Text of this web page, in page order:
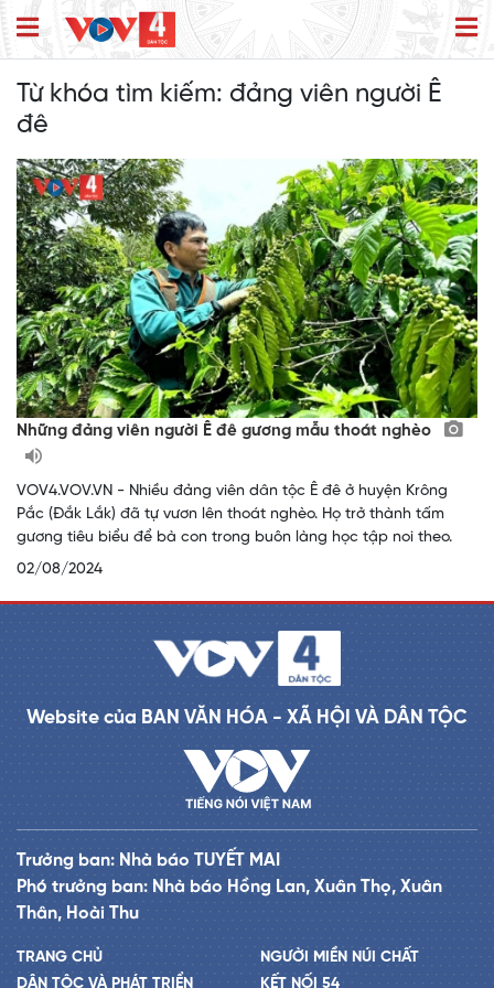
Từ khóa tìm kiếm: đảng viên người Ê
đê
Những đảng viên người Ê đê gương mẫu thoát nghèo
VOV4.VOV.VN - Nhiều đảng viên dân tộc Ê đê ở huyện Krông
Pắc (Đắk Lắk) đã tự vươn lên thoát nghèo. Họ trở thành tấm
gương tiêu biểu để bà con trong buôn làng học tập noi theo.
02/08/2024
Website của BAN VĂN HÓA - XÃ HỘI VÀ DÂN TỘC
Trưởng ban: Nhà báo TUYẾT MAI
Phó trưởng ban: Nhà báo Hồng Lan, Xuân Thọ, Xuân
Thân, Hoài Thu
TRANG CHỦ
DÂN TỘC VÀ PHÁT TRIỂN
NGƯỜI MIỀN NÚI CHẤT
KẾT NỐI 54